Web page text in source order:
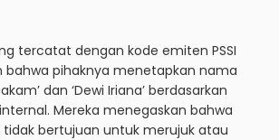
tercatat dengan kode emiten PSSI
bahwa pihaknya menetapkan nama
dan ‘Dewi Iriana’ berdasarkan
Mereka menegaskan bahwa
bertujuan untuk merujuk atau